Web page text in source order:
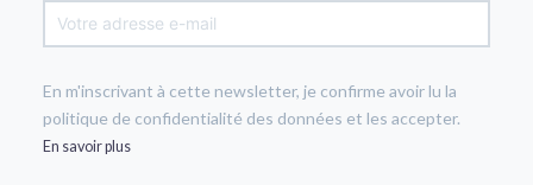
En m'inscrivant à cette newsletter, je confirme avoir lu la
politique de confidentialité des données et les accepter.
En savoir plus